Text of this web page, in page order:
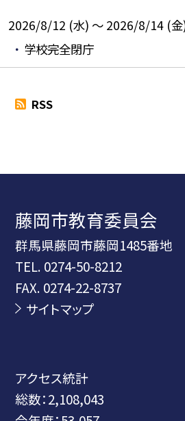
2026/8/12 (水) ～ 2026/8/14 (
学校完全閉庁
RSS
藤岡市教育委員会
群馬県藤岡市藤岡1485番地
TEL. 0274-50-8212
FAX. 0274-22-8737
サイトマップ
アクセス統計
総数：2,108,043